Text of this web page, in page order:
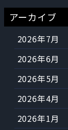
アーカイブ
2026年7月
2026年6月
2026年5月
2026年4月
2026年1月